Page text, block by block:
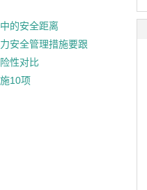
的安全距离
安全管理措施要跟
性对比
10项